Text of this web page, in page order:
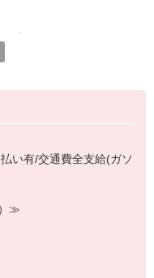
寧に教えてくれます。
は特にありません！無資
視したい人にもおススメ
い有/交通費全支給(ガソ
≫